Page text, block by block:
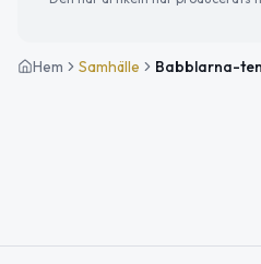
Hem Samhälle